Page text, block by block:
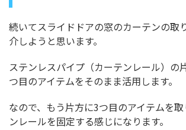
続いてスライドドアの窓のカーテンの取
介しようと思います。
ステンレスパイプ（カーテンレール）の
つ目のアイテムをそのまま活用します。
なので、もう片方に3つ目のアイテムを
ンレールを固定する感じになります。